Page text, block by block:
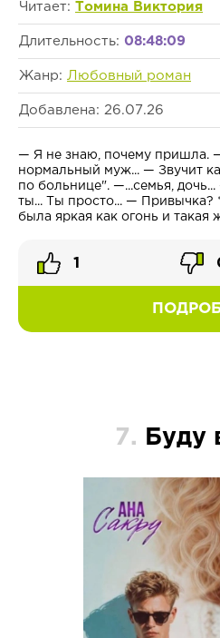
Читает: Томина Виктория
Длительность: 08:48:09
Жанр: Любовный роман
Добавлена: 26.07.26
— Я не знаю, почему пришла.
нормальный муж... — Звучит
по больнице". —...семья,
ты... Ты просто... — Привычка?
была яркая как огонь и такая
1
7. Буду